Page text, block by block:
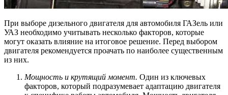
При выборе дизельного двигателя для автомобиля ГАЗель или
УАЗ необходимо учитывать несколько факторов, которые
могут оказать влияние на итоговое решение. Перед выбором
двигателя рекомендуется проачать по наиболее существенным
из них.
Мощность и крутящий момент. Один из ключевых
факторов, который подразумевает адаптацию двигателя